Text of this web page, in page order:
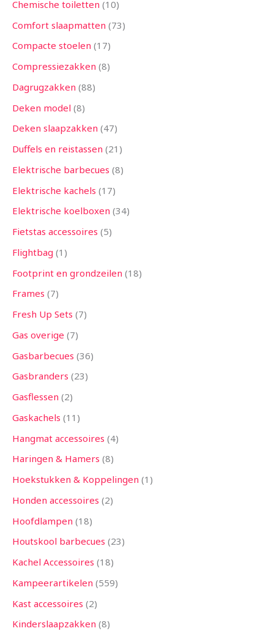
Chemische toiletten 10
Comfort slaapmatten 73
Compacte stoelen 17
Compressiezakken 8
Dagrugzakken 88
Deken model 8
Deken slaapzakken 47
Duffels en reistassen 21
Elektrische barbecues 8
Elektrische kachels 17
Elektrische koelboxen 34
Fietstas accessoires 5
Flightbag 1
Footprint en grondzeilen 18
Frames 7
Fresh Up Sets 7
Gas overige 7
Gasbarbecues 36
Gasbranders 23
Gasflessen 2
Gaskachels 11
Hangmat accessoires 4
Haringen & Hamers 8
Hoekstukken & Koppelingen 1
Honden accessoires 2
Hoofdlampen 18
Houtskool barbecues 23
Kachel Accessoires 18
Kampeerartikelen 559
Kast accessoires 2
Kinderslaapzakken 8